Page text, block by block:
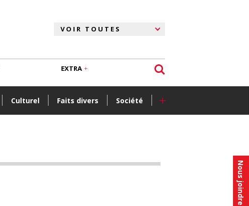
Nous joindre
Culturel Faits divers Société +
EXTRA